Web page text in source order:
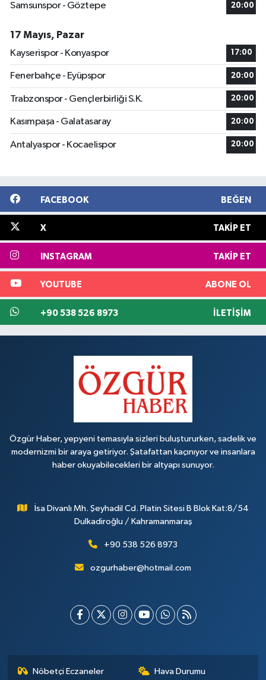
Samsunspor - Göztepe 20:00
17 Mayıs, Pazar
Kayserispor - Konyaspor
17:00
Fenerbahçe - Eyüpspor 20:00
Trabzonspor - Gençlerbirliği S.K. 20:00
Kasımpaşa - Galatasaray 20:00
Antalyaspor - Kocaelispor 20:00
FACEBOOK BEĞEN
X TAKIP ET
INSTAGRAM TAKIP ET
YOUTUBE ABONE OL
+90 538 526 8973 İLETIŞIM
Özgür Haber, yepyeni temasıyla sizleri buluştururken, sadelik ve
modernizmi bir araya getiriyor. Şatafattan kaçınıyor ve insanlara
haber okuyabilecekleri bir altyapı sunuyor.
İsa Divanlı Mh. Şeyhadil Cd. Platin Sitesi B Blok Kat:8/54
Dulkadiroğlu / Kahramanmaraş
+90 538 526 8973
ozgurhaber@hotmail.com
Nöbetçi Eczaneler Hava Durumu